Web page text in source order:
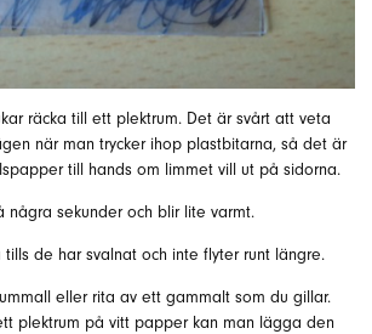
räcka till ett plektrum. Det är svårt att veta
när man trycker ihop plastbitarna, så det är
till hands om limmet vill ut på sidorna.
några sekunder och blir lite varmt.
tills de har svalnat och inte flyter runt längre.
eller rita av ett gammalt som du gillar.
plektrum på vitt papper kan man lägga den